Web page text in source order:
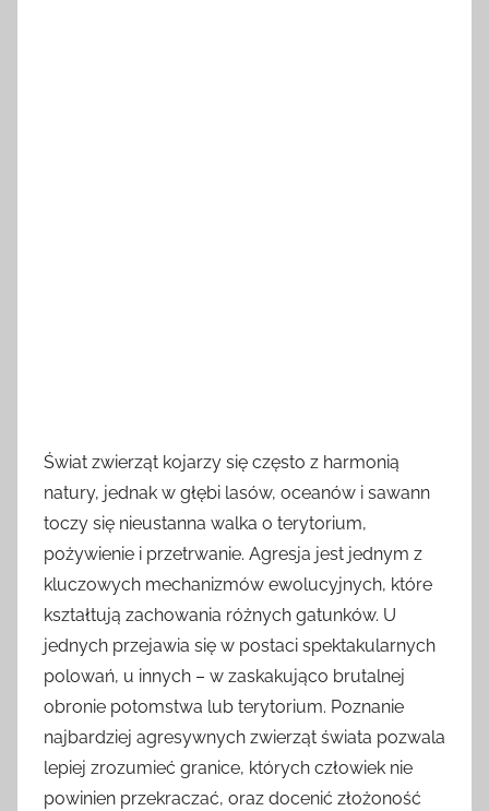
Świat zwierząt kojarzy się często z harmonią
natury, jednak w głębi lasów, oceanów i sawann
toczy się nieustanna walka o terytorium,
pożywienie i przetrwanie. Agresja jest jednym z
kluczowych mechanizmów ewolucyjnych, które
kształtują zachowania różnych gatunków. U
jednych przejawia się w postaci spektakularnych
polowań, u innych – w zaskakująco brutalnej
obronie potomstwa lub terytorium. Poznanie
najbardziej agresywnych zwierząt świata pozwala
lepiej zrozumieć granice, których człowiek nie
powinien przekraczać, oraz docenić złożoność